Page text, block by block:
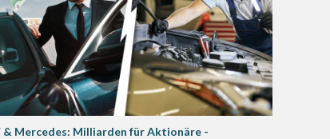
& Mercedes: Milliarden für Aktionäre -